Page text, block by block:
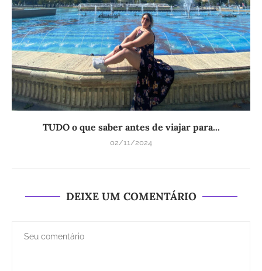
TUDO o que saber antes de viajar para...
02/11/2024
DEIXE UM COMENTÁRIO